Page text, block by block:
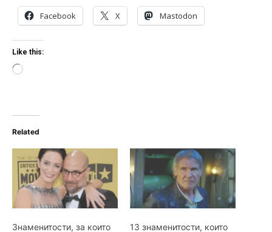
Facebook X Mastodon
Like this:
L
i
n
Related
Знаменитости, за които
13 знаменитости, които